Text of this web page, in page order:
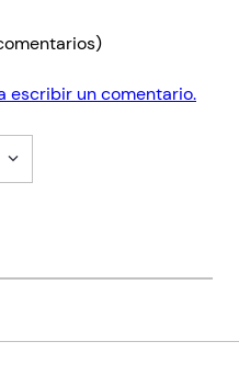
escribir un comentario.